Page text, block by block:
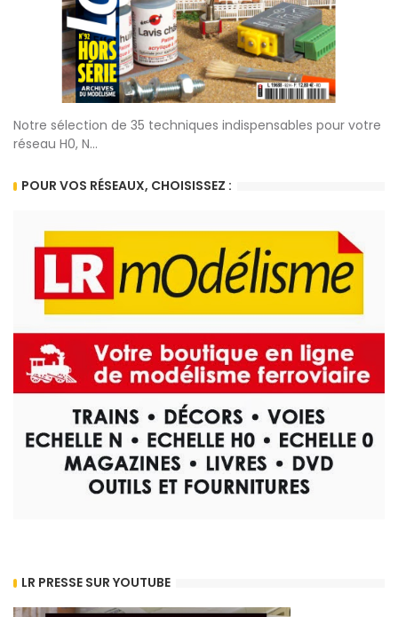
Notre sélection de 35 techniques indispensables pour votre
réseau H0, N...
POUR VOS RÉSEAUX, CHOISISSEZ :
LR PRESSE SUR YOUTUBE